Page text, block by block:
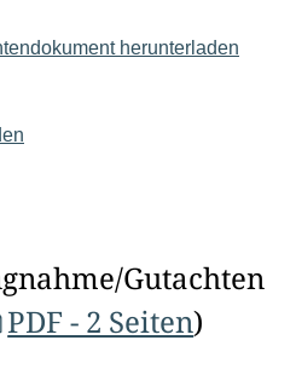
herunterladen
Gutachten
PDF - 2 Seiten)